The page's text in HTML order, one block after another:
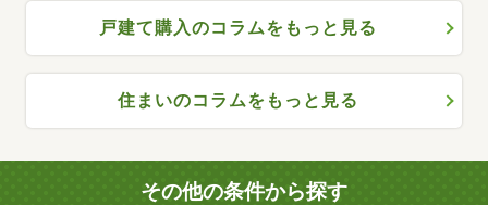
戸建て購入のコラムをもっと見る
住まいのコラムをもっと見る
その他の条件から探す